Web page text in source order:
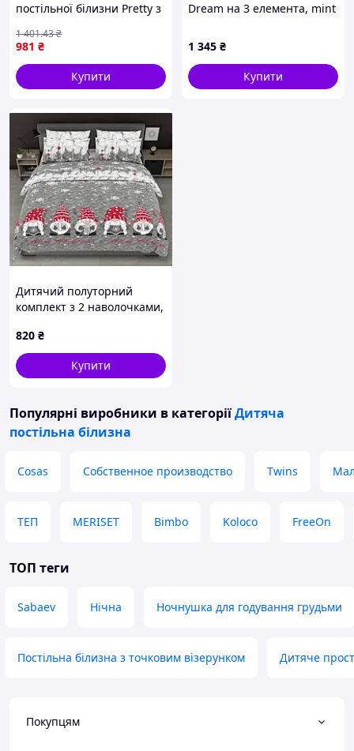
постільної білизни Pretty з
Полуторний розмір
981 ₴
1 401.43₴
Купити
Dream на 3 елемента, mint
1 345 ₴
Купити
Дитячий полуторний
комплект з 2 наволочками,
820 ₴
Купити
Популярні виробники в категоріїДитяча
постільна білизна
Cosas Собственное производство Twins
ТЕП MERISET Bimbo Koloco FreeOn
ТОП теги
Sabaev Нічна Ночнушка для годування грудьми
Постільна білизна з точковим візерунком Дитяче
Покупцям